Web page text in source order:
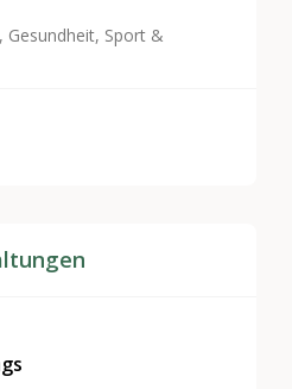
, Gesundheit, Sport &